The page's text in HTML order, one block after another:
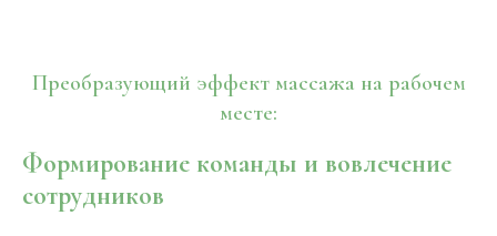
Преобразующий эффект массажа на рабочем
месте:
Формирование команды и вовлечение
сотрудников